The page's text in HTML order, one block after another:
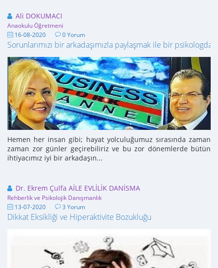
Ali DOKUMACI
Anaokulu Öğretmeni
16-08-2020 0 Yorum
Sorunlarımızı bir arkadaşımızla paylaşmak ile bir
Hemen her insan gibi; hayat yolculuğumuz sırasında zaman
zaman zor günler geçirebiliriz ve bu zor dönemlerde bütün
ihtiyacımız iyi bir arkadaşın...
Dr. Ekrem Çulfa AİLE EVLİLİK DANİSMA
Rehberlik ve Psikolojik Danışmanlık
13-07-2020 3 Yorum
Dikkat Eksikliği ve Hiperaktivite Bozukluğu